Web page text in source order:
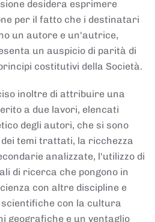
desidera esprimere
per il fatto che i destinatari
un autore e un'autrice,
un auspicio di parità di
costitutivi della Società.
inoltre di attribuire una
a due lavori, elencati
degli autori, che si sono
temi trattati, la ricchezza
analizzate, l'utilizzo di
di ricerca che pongono in
con altre discipline e
con la cultura
geografiche e un ventaglio